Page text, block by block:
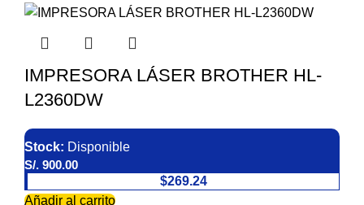
IMPRESORA LÁSER BROTHER HL-
L2360DW
Stock: Disponible
S/. 900.00
$269.24
Añadir al carrito